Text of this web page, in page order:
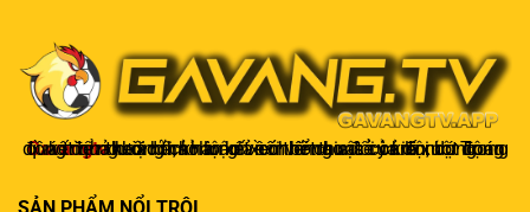
Gavangtv
không chỉ là nơi xem bóng mà còn là một cộng đồng để người hâm mộ kết nối và trao đổi cảm xúc. Trong quá trình theo dõi, khán giả có thể chia sẻ ý kiến, dự đoán kết quả hoặc thảo luận về chiến thuật của đội bóng.